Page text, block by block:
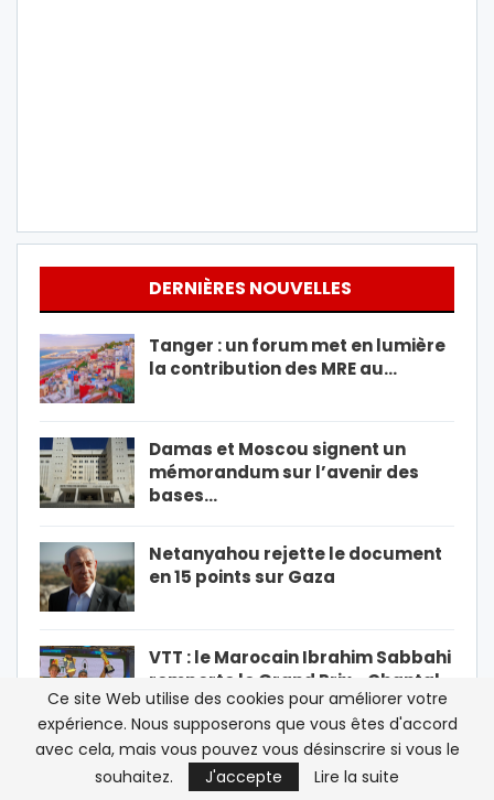
DERNIÈRES NOUVELLES
Tanger : un forum met en lumière
la contribution des MRE au…
Damas et Moscou signent un
mémorandum sur l’avenir des
bases…
Netanyahou rejette le document
en 15 points sur Gaza
VTT : le Marocain Ibrahim Sabbahi
remporte le Grand Prix « Chantal…
PRÉCÉDENT SUIVANT 1 De 30 852
Ce site Web utilise des cookies pour améliorer votre
expérience. Nous supposerons que vous êtes d'accord
avec cela, mais vous pouvez vous désinscrire si vous le
souhaitez.
J'accepte Lire la suite